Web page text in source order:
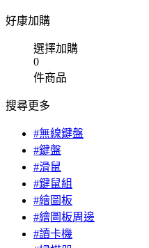
好康加購
選擇加購
0
件商品
搜尋更多
#無線鍵盤
#鍵盤
#滑鼠
#鍵鼠組
#繪圖板
#繪圖板周邊
#讀卡機